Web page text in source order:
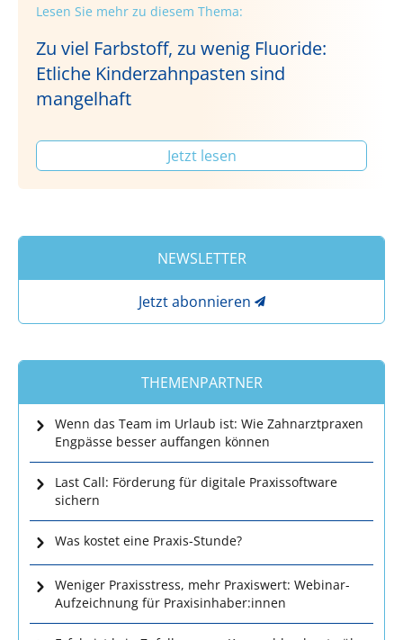
Lesen Sie mehr zu diesem Thema:
Zu viel Farbstoff, zu wenig Fluoride:
Etliche Kinderzahnpasten sind
mangelhaft
Jetzt lesen
NEWSLETTER
Jetzt abonnieren
THEMENPARTNER
Wenn das Team im Urlaub ist: Wie Zahnarztpraxen
Engpässe besser auffangen können
Last Call: Förderung für digitale Praxissoftware
sichern
Was kostet eine Praxis-Stunde?
Weniger Praxisstress, mehr Praxiswert: Webinar-
Aufzeichnung für Praxisinhaber:innen